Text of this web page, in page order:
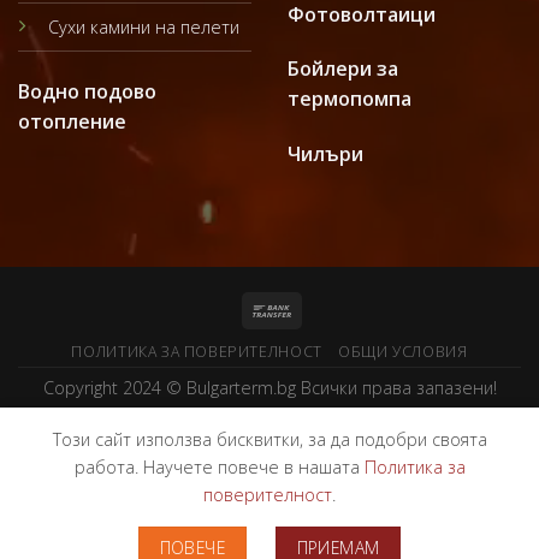
Сухи камини на пелети
Водно подово
отопление
Фотоволтаици
Бойлери за
термопомпа
Чилъри
ПОЛИТИКА ЗА ПОВЕРИТЕЛНОСТ ОБЩИ УСЛОВИЯ
Copyright 2024 © Bulgarterm.bgВсички права запазени!
Този сайт използва бисквитки, за да подобри своята
работа. Научете повече в нашата Политика за
поверителност.
ПОВЕЧЕ ПРИЕМАМ